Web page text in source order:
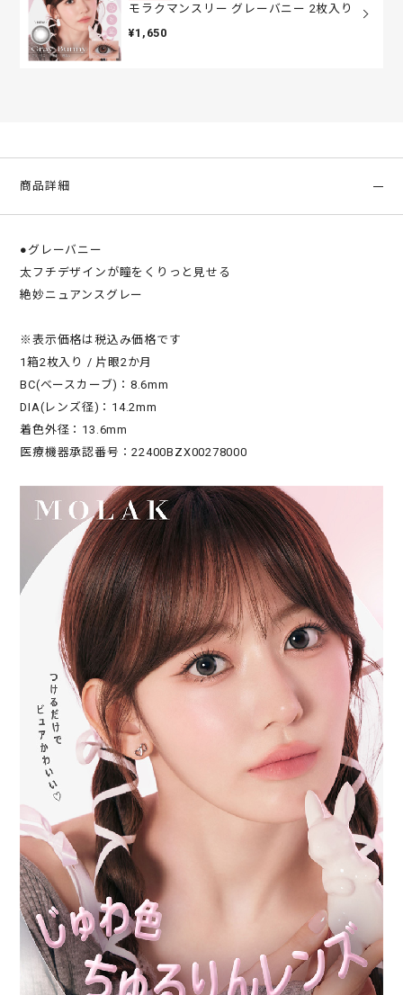
モラクマンスリー グレーバニー 2枚入り
¥1,650
商品詳細
●グレーバニー
太フチデザインが瞳をくりっと見せる
絶妙ニュアンスグレー
※表示価格は税込み価格です
1箱2枚入り / 片眼2か月
BC(ベースカーブ)：8.6mm
DIA(レンズ径)：14.2mm
着色外径：13.6mm
医療機器承認番号：22400BZX00278000